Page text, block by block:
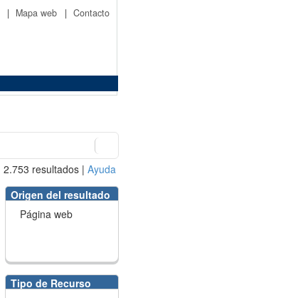
| Mapa web | Contacto
2.753 resultados | Ayuda
Origen del resultado
Página web
Tipo de Recurso